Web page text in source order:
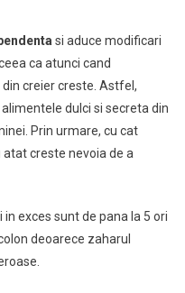
si aduce modificari
ca atunci cand
creier creste. Astfel,
dulci si secreta din
Prin urmare, cu cat
creste nevoia de a
exces sunt de pana la 5 ori
deoarece zaharul